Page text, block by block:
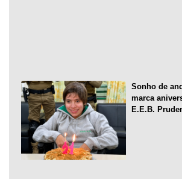
Sonho de
marca
E.E.B.